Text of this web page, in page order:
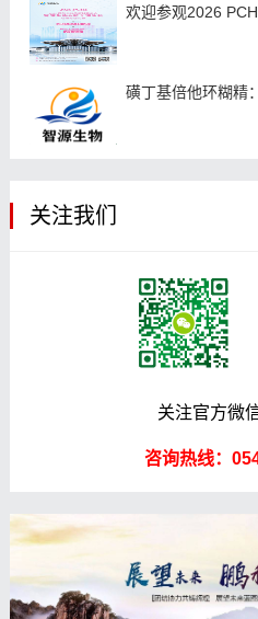
欢迎参观2026
磺丁基倍他环糊精
关注我们
关注官方微
咨询热线：